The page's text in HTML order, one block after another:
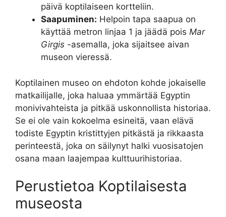
päivä koptilaiseen kortteliin.
Saapuminen: Helpoin tapa saapua on
käyttää metron linjaa 1 ja jäädä pois Mar
Girgis -asemalla, joka sijaitsee aivan
museon vieressä.
Koptilainen museo on ehdoton kohde jokaiselle
matkailijalle, joka haluaa ymmärtää Egyptin
monivivahteista ja pitkää uskonnollista historiaa.
Se ei ole vain kokoelma esineitä, vaan elävä
todiste Egyptin kristittyjen pitkästä ja rikkaasta
perinteestä, joka on säilynyt halki vuosisatojen
osana maan laajempaa kulttuurihistoriaa.
Perustietoa Koptilaisesta
museosta